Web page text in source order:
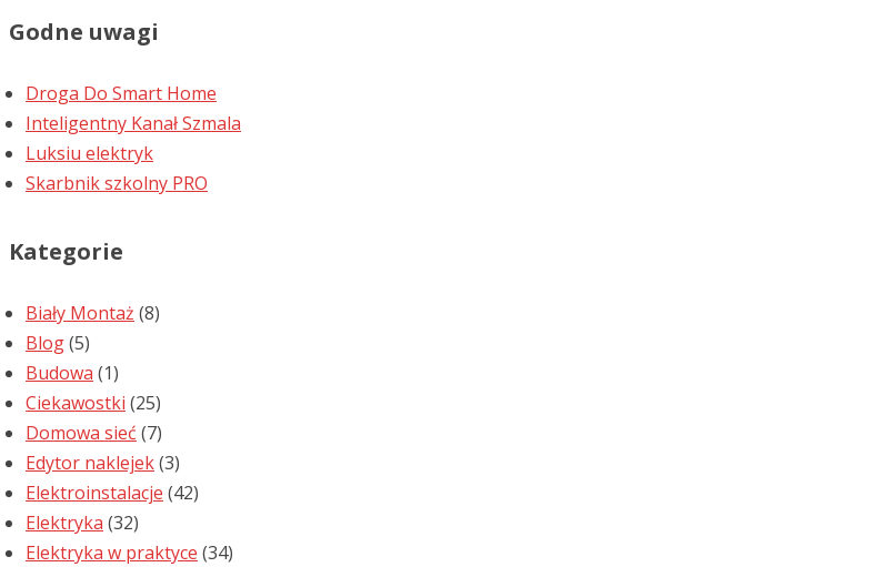
Godne uwagi
Droga Do Smart Home
Inteligentny Kanał Szmala
Luksiu elektryk
Skarbnik szkolny PRO
Kategorie
Biały Montaż (8)
Blog(5)
Budowa (1)
Ciekawostki (25)
Domowa sieć (7)
Edytor naklejek(3)
Elektroinstalacje (42)
Elektryka (32)
Elektryka w praktyce (34)